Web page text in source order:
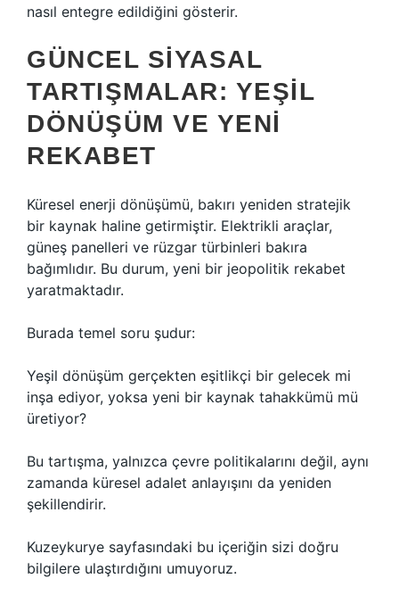
nasıl entegre edildiğini gösterir.
GÜNCEL SIYASAL
TARTIŞMALAR: YEŞIL
DÖNÜŞÜM VE YENI
REKABET
Küresel enerji dönüşümü, bakırı yeniden stratejik
bir kaynak haline getirmiştir. Elektrikli araçlar,
güneş panelleri ve rüzgar türbinleri bakıra
bağımlıdır. Bu durum, yeni bir jeopolitik rekabet
yaratmaktadır.
Burada temel soru şudur:
Yeşil dönüşüm gerçekten eşitlikçi bir gelecek mi
inşa ediyor, yoksa yeni bir kaynak tahakkümü mü
üretiyor?
Bu tartışma, yalnızca çevre politikalarını değil, aynı
zamanda küresel adalet anlayışını da yeniden
şekillendirir.
Kuzeykurye sayfasındaki bu içeriğin sizi doğru
bilgilere ulaştırdığını umuyoruz.